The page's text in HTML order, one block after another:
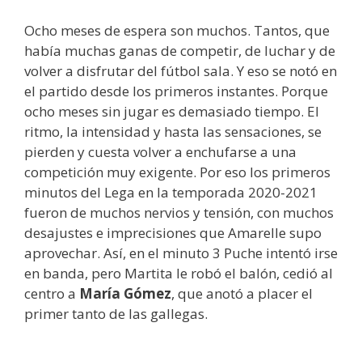
Ocho meses de espera son muchos. Tantos, que
había muchas ganas de competir, de luchar y de
volver a disfrutar del fútbol sala. Y eso se notó en
el partido desde los primeros instantes. Porque
ocho meses sin jugar es demasiado tiempo. El
ritmo, la intensidad y hasta las sensaciones, se
pierden y cuesta volver a enchufarse a una
competición muy exigente. Por eso los primeros
minutos del Lega en la temporada 2020-2021
fueron de muchos nervios y tensión, con muchos
desajustes e imprecisiones que Amarelle supo
aprovechar. Así, en el minuto 3 Puche intentó irse
en banda, pero Martita le robó el balón, cedió al
centro a María Gómez, que anotó a placer el
primer tanto de las gallegas.